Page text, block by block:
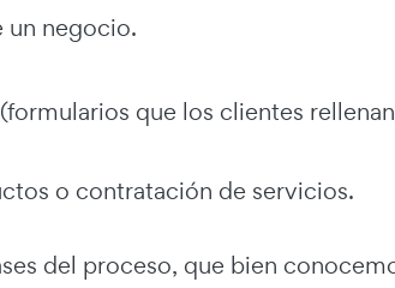
un negocio.
(formularios que los clientes
o contratación de servicios.
del proceso, que bien